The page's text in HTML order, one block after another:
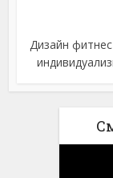
Дизайн